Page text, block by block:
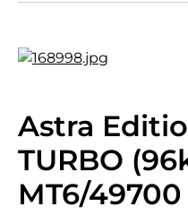
Astra
TURBO
MT6/49700